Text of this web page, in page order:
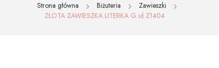
Strona główna Biżuteria
Zawieszki
ZŁOTA ZAWIESZKA LITERKA G id Z1404